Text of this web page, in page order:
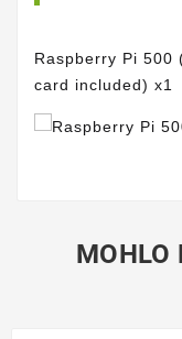
Raspberry Pi 500
card included) x1
MOHLO